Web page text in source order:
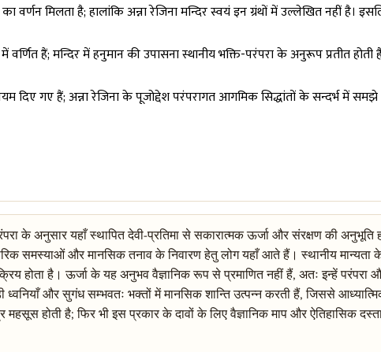
वर्णन मिलता है; हालांकि अन्ना रेजिना मन्दिर स्वयं इन ग्रंथों में उल्लेखित नहीं है।
हैं; मन्दिर में हनुमान की उपासना स्थानीय भक्ति-परंपरा के अनुरूप प्रतीत होती
गए हैं; अन्ना रेजिना के पूजोद्देश परंपरागत आगमिक सिद्धांतों के सन्दर्भ में
के अनुसार यहाँ स्थापित देवी-प्रतिमा से सकारात्मक ऊर्जा और संरक्षण की
समस्याओं और मानसिक तनाव के निवारण हेतु लोग यहाँ आते हैं। स्थानीय
होता है। ऊर्जा के यह अनुभव वैज्ञानिक रूप से प्रमाणित नहीं हैं, अतः इन्हें
ध्वनियाँ और सुगंध सम्भवतः भक्तों में मानसिक शान्ति उत्पन्न करती हैं, जिससे
होती है; फिर भी इस प्रकार के दावों के लिए वैज्ञानिक माप और ऐतिहासिक